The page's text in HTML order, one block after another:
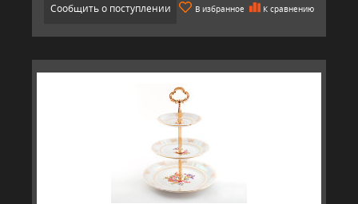
Сообщить о поступлении В избранное К сравнению